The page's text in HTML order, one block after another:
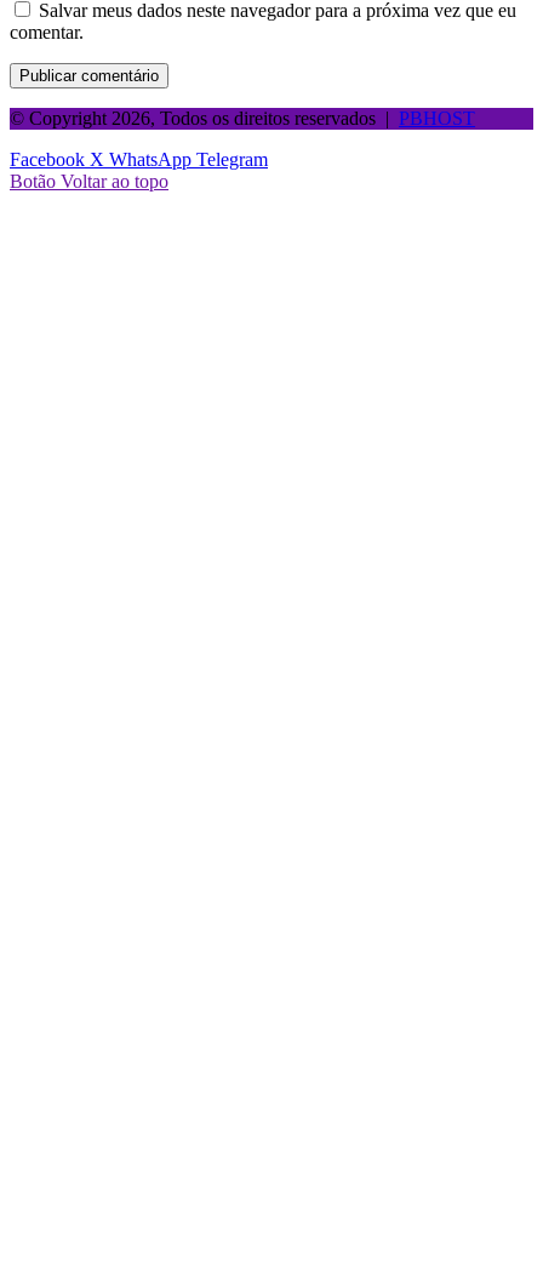
Salvar meus dados neste navegador para a próxima vez que eu
comentar.
© Copyright 2026, Todos os direitos reservados | PBHOST
Facebook X WhatsApp Telegram
Botão Voltar ao topo